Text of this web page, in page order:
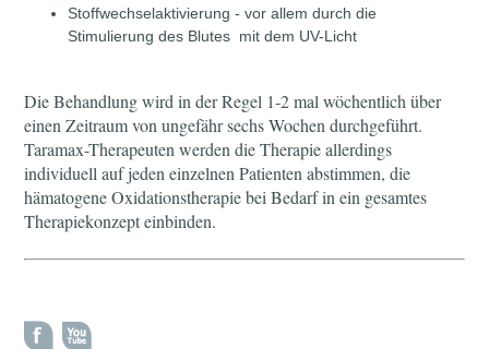
Stoffwechselaktivierung - vor allem durch die
Stimulierung des Blutes mit dem UV-Licht
Die Behandlung wird in der Regel 1-2 mal wöchentlich über
einen Zeitraum von ungefähr sechs Wochen durchgeführt.
Taramax-Therapeuten werden die Therapie allerdings
individuell auf jeden einzelnen Patienten abstimmen, die
hämatogene Oxidationstherapie bei Bedarf in ein gesamtes
Therapiekonzept einbinden.